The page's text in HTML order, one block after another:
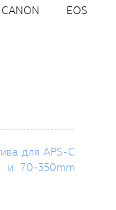
EOS
для APS-C
и 70-350mm